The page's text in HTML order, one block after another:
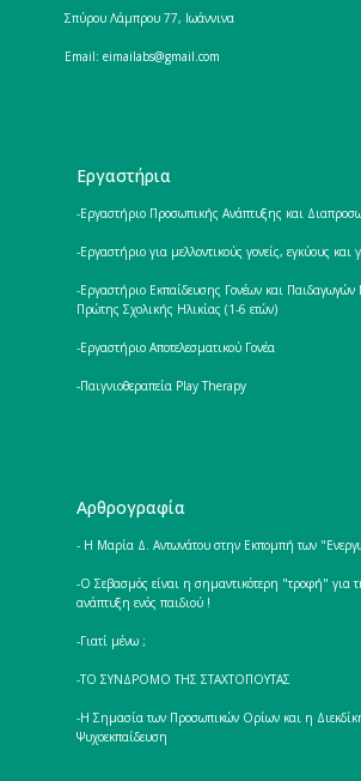
Σπύρου Λάμπρου 77, Ιωάννινα
Email: eimailabs@gmail.com
Εργαστήρια
-Εργαστήριο Προσωπικής Ανάπτυξης και
-Εργαστήριο για μελλοντικούς γονείς, εγκύους και
-Εργαστήριο Εκπαίδευσης Γονέων και
Πρώτης Σχολικής Ηλικίας (1-6 ετών)
-Εργαστήριο Αποτελεσματικού Γονέα
-Παιγνιοθεραπεία Play Therapy
Αρθρογραφία
- Η Μαρία Δ. Αντωνάτου στην Εκπομπή των
-Ο Σεβασμός είναι η σημαντικότερη "τροφή" για
ανάπτυξη ενός παιδιού !
-Γιατί μένω ;
-ΤΟ ΣΥΝΔΡΟΜΟ ΤΗΣ ΣΤΑΧΤΟΠΟΥΤΑΣ
-Η Σημασία των Προσωπικών Ορίων και η
Ψυχοεκπαίδευση